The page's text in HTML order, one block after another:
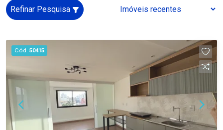
Refinar Pesquisa
Cód. 50415